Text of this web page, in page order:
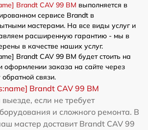
Brandt CAV 99 BM выполняется в
сервисе Brandt в
мастерами. На все виды услуг и
расширенную гарантию - мы в
в качестве наших услуг.
Brandt CAV 99 BM будет стоить на
оформлении заказа на сайте через
связи.
Brandt CAV 99 BM
если не требует
и сложного ремонта. В
мастер доставит Brandt CAV 99